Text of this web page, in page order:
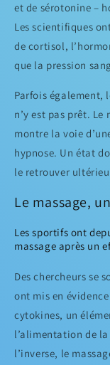
et de sérotonine –
Les scientifiques
de cortisol,
que la pression
Parfois également,
n’y est pas prêt.
montre la voie
hypnose. Un état
le retrouver
Le massage,
Les sportifs ont
massage après un
Des chercheurs se
ont mis en
cytokines, un
l’alimentation de
l’inverse, le